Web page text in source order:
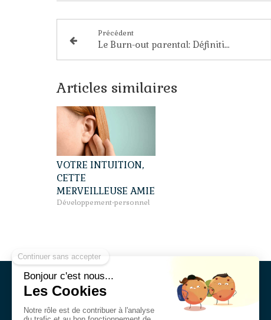
Précédent
Le Burn-out parental: Définition, symptômes et solutions
Articles similaires
VOTRE INTUITION,
CETTE
MERVEILLEUSE AMIE
Développement-personnel
Conseillère conjugale en thérapie de couple